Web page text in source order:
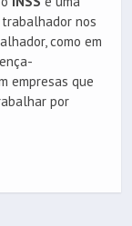
nos
como em
empresas que
por